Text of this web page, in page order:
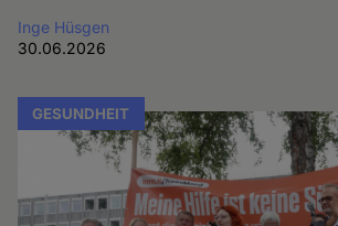
Inge Hüsgen
30.06.2026
GESUNDHEIT